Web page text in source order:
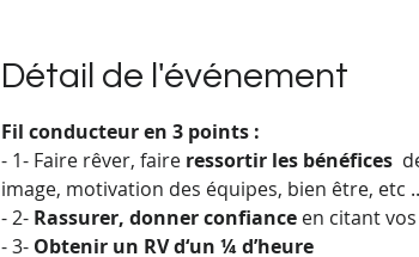
Détail de l'événement
Fil conducteur en 3 points :
- 1- Faire rêver, faire ressortir les bénéfices
image, motivation des équipes, bien être, etc
- 2- Rassurer, donner confiance en citant vos
- 3- Obtenir un RV d‘un ¼ d’heure